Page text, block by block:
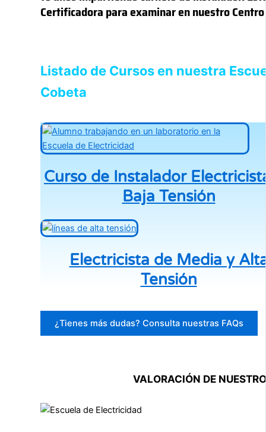
Certificadora para examinar en nuestro
Listado de Cursos en nuestra
Cobeta
Curso de Instalador
Baja Tensión
Electricista de Media y
Tensión
¿Tienes más dudas? Consulta nuestras FAQs
VALORACIÓN DE